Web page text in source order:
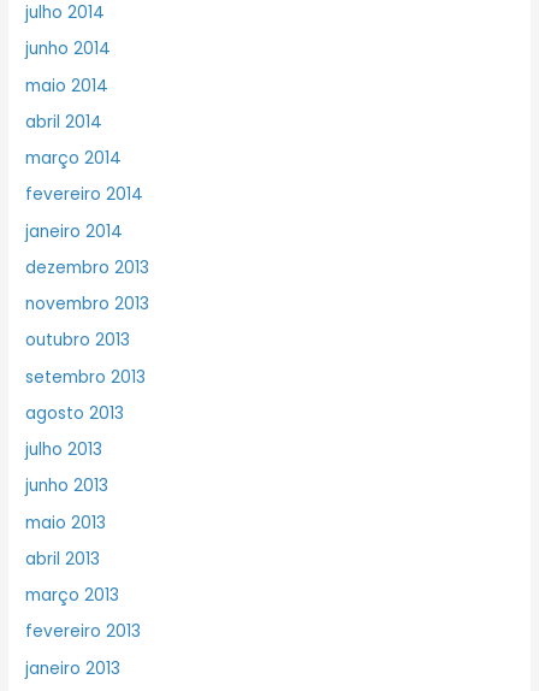
julho 2014
junho 2014
maio 2014
abril 2014
março 2014
fevereiro 2014
janeiro 2014
dezembro 2013
novembro 2013
outubro 2013
setembro 2013
agosto 2013
julho 2013
junho 2013
maio 2013
abril 2013
março 2013
fevereiro 2013
janeiro 2013